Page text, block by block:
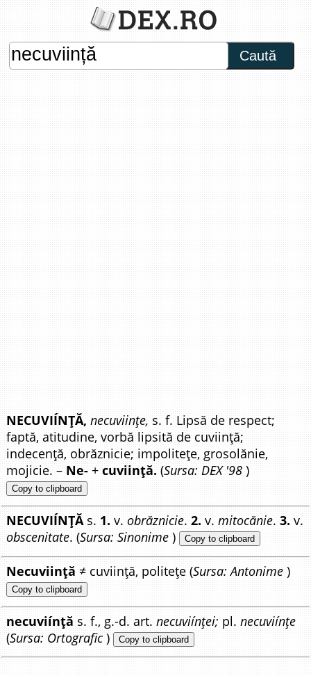
Caută
NECUVIÍNȚĂ, necuviințe, s. f. Lipsă de respect;
faptă, atitudine, vorbă lipsită de cuviință;
indecență, obrăznicie; impolitețe, grosolănie,
mojicie. – Ne- +cuviință. (Sursa: DEX '98 )
Copy to clipboard
NECUVIÍNȚĂs. 1. v.obrăznicie.2. v.mitocănie.3. v.
obscenitate. (Sursa: Sinonime ) Copy to clipboard
Necuviință ≠ cuviință, politețe (Sursa: Antonime )
Copy to clipboard
necuviínță s. f., g.-d. art.necuviínței; pl.necuviínțe
(Sursa: Ortografic ) Copy to clipboard